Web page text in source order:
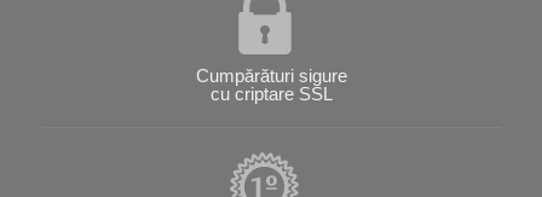
Cumpărături sigure
cu criptare SSL